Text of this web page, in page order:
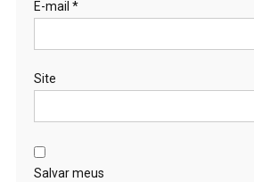
E-mail *
Site
Salvar meus